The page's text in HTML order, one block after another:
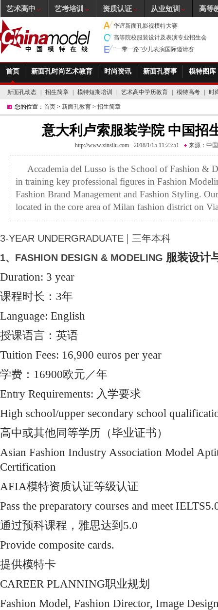
华谊新面孔影视模特大赛
高等院校服装设计及表演专业招生会
“一带一路”少儿表演国际邀请赛
首页 新面孔时尚艺术教育 时尚资讯 新面孔赛事 模特图库
新面孔动态 招生简章 模特短期培训 艺术高中学历教育 模特高考 时
您的位置： 首页 > 新面孔教育 > 招生简章
意大利卢索服装学院 中国招
http://www.xinsilu.com 2018/1/15 11:23:51 来源： 中
Accademia del Lusso is the School of Fashion &
in training key professional figures in Fashion
Fashion Brand Management and Fashion Styling.
located in the core area of Milan fashion district on
3-YEAR UNDERGRADUATE | 三年本科
1、FASHION DESIGN & MODELING 服装设计
Duration: 3 year
课程时长：3年
Language: English
授课语言：英语
Tuition Fees: 16,900 euros per year
学费：16900欧元／年
Entry Requirements: 入学要求
High school/upper secondary school
高中或其他同等学历（毕业证书）
Asian Fashion Industry Association Model
Certification
AFIA模特资质认证等级认证
Pass the preparatory courses and meet
通过预科课程，雅思达到5.0
Provide composite cards.
提供模特卡
CAREER PLANNING职业规划
Fashion Model, Fashion Director, Image
艺术高中 艺考培训 资质认证 从业短训 高等